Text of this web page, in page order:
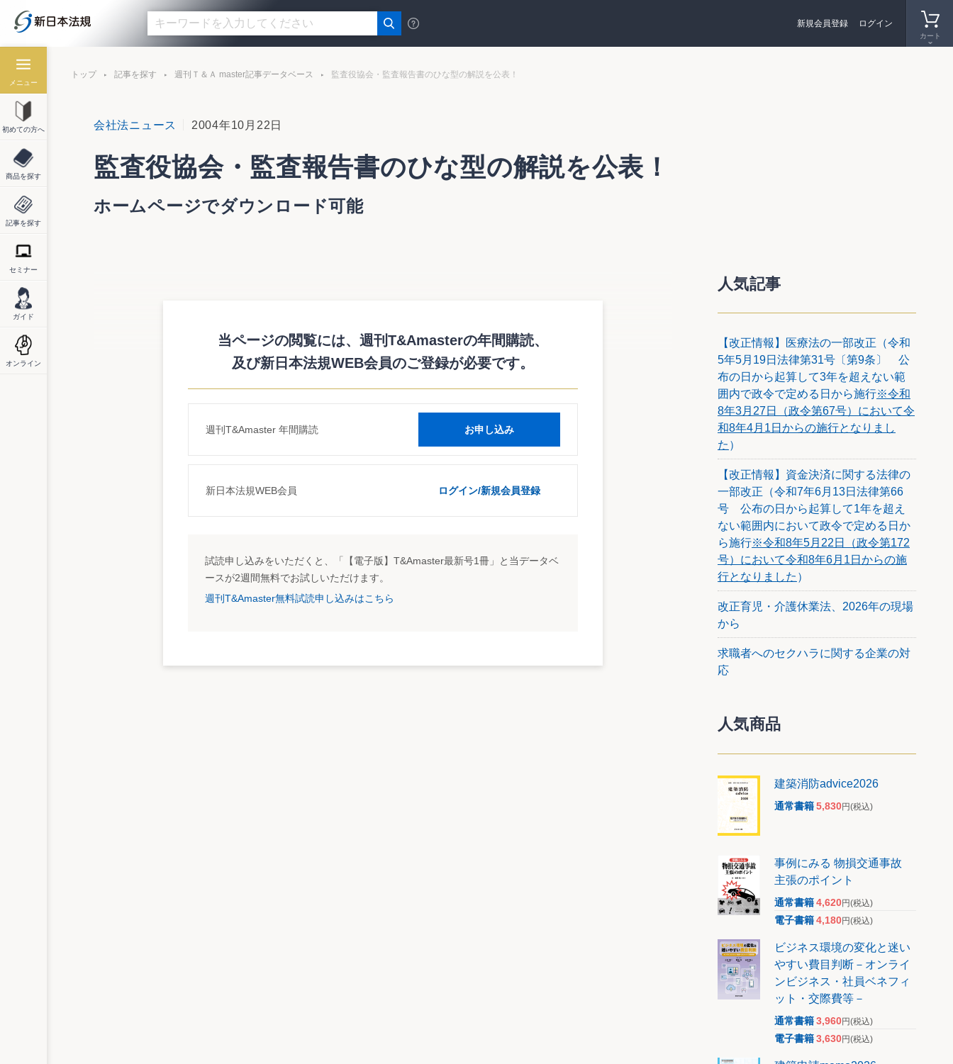
カート
新規会員登録 ログイン
メニュー
初めての方へ
商品を探す
記事を探す
セミナー
ガイド
オンライン
トップ 記事を探す 週刊Ｔ＆Ａ master記事データベース 監査役協会・監査報告書のひな型の解説を公表！
会社法ニュース 2004年10月22日
監査役協会・監査報告書のひな型の解説を公表！
ホームページでダウンロード可能
当ページの閲覧には、週刊T&Amasterの年間購読、
及び新日本法規WEB会員のご登録が必要です。
週刊T&Amaster 年間購読 お申し込み
新日本法規WEB会員 ログイン/新規会員登録
試読申し込みをいただくと、「【電子版】T&Amaster最新号1冊」と当データベ
ースが2週間無料でお試しいただけます。
週刊T&Amaster無料試読申し込みはこちら
人気記事
【改正情報】医療法の一部改正（令和
5年5月19日法律第31号〔第9条〕 公
布の日から起算して3年を超えない範
囲内で政令で定める日から施行※令和
8年3月27日（政令第67号）において令
和8年4月1日からの施行となりまし
た ）
【改正情報】資金決済に関する法律の
一部改正（令和7年6月13日法律第66
号 公布の日から起算して1年を超え
ない範囲内において政令で定める日か
ら施行※令和8年5月22日（政令第172
号）において令和8年6月1日からの施
行となりました ）
改正育児・介護休業法、2026年の現場
から
求職者へのセクハラに関する企業の対
応
人気商品
建築消防advice2026
通常書籍5,830円(税込)
事例にみる 物損交通事故
主張のポイント
通常書籍4,620円(税込)
電子書籍4,180円(税込)
ビジネス環境の変化と迷い
やすい費目判断－オンライ
ンビジネス・社員ベネフィ
ット・交際費等－
通常書籍3,960円(税込)
電子書籍3,630円(税込)